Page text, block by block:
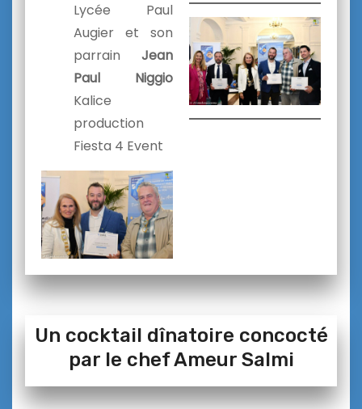
Lycée Paul
Augier et son
parrain Jean
Paul Niggio
Kalice
production
Fiesta 4 Event
Un cocktail dînatoire concocté
par le chef Ameur Salmi